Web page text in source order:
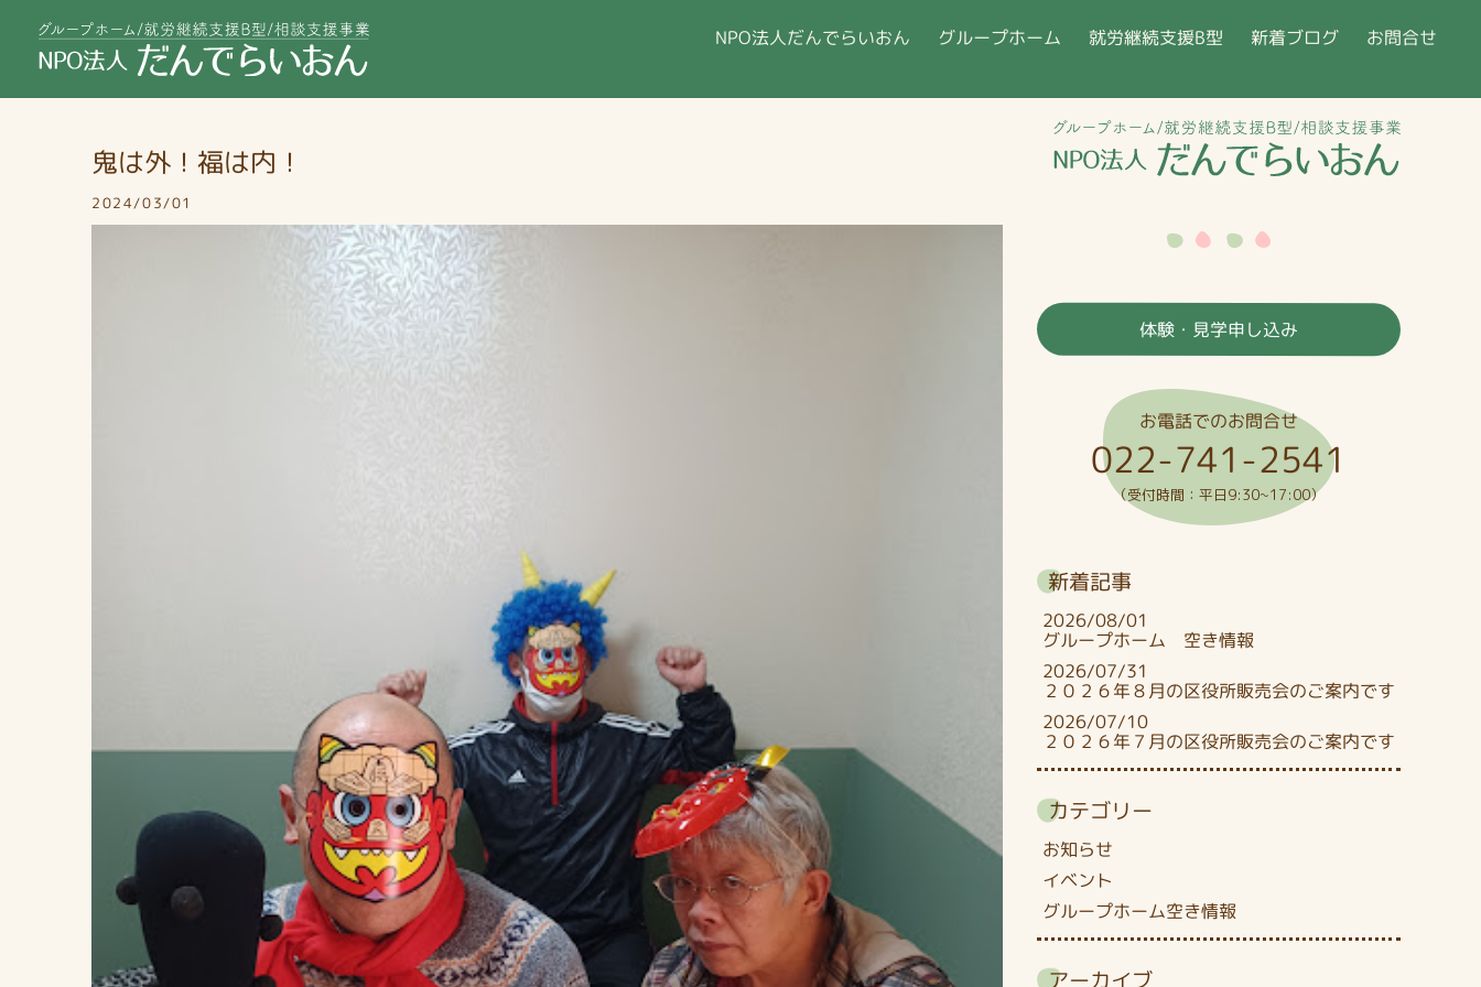
NPO法人だんでらいおん グループホーム 就労継続支援B型 新着ブログ お問合せ
鬼は外！福は内！
2024/03/01
体験・見学申し込み
お電話でのお問合せ
022-741-2541
（受付時間：平日9:30~17:00）
新着記事
2026/08/01
グループホーム 空き情報
2026/07/31
２０２６年８月の区役所販売会のご案内です
2026/07/10
２０２６年７月の区役所販売会のご案内です
カテゴリー
お知らせ
イベント
グループホーム空き情報
アーカイブ